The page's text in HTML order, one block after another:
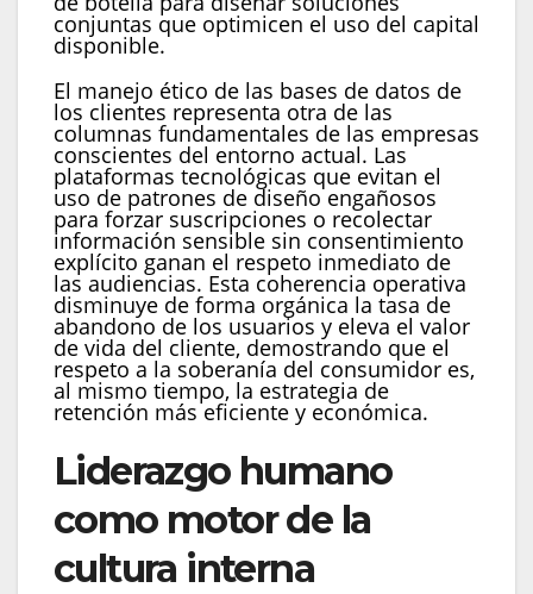
conjuntas que optimicen el uso del capital
disponible.
El manejo ético de las bases de datos de
los clientes representa otra de las
columnas fundamentales de las empresas
conscientes del entorno actual. Las
plataformas tecnológicas que evitan el
uso de patrones de diseño engañosos
para forzar suscripciones o recolectar
información sensible sin consentimiento
explícito ganan el respeto inmediato de
las audiencias. Esta coherencia operativa
disminuye de forma orgánica la tasa de
abandono de los usuarios y eleva el valor
de vida del cliente, demostrando que el
respeto a la soberanía del consumidor es,
al mismo tiempo, la estrategia de
retención más eficiente y económica.
Liderazgo humano
como motor de la
cultura interna